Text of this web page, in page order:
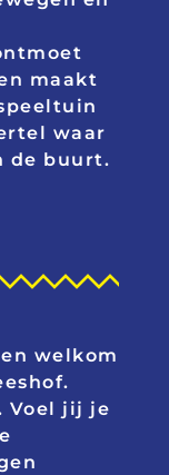
maakt
waar
de buurt.
welkom
Voel jij je